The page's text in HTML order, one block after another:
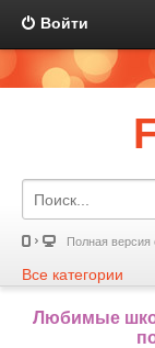
Войти
Полная версия
Все категории
Любимые